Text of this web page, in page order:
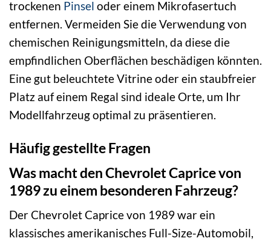
trockenen Pinsel oder einem Mikrofasertuch
entfernen. Vermeiden Sie die Verwendung von
chemischen Reinigungsmitteln, da diese die
empfindlichen Oberflächen beschädigen könnten.
Eine gut beleuchtete Vitrine oder ein staubfreier
Platz auf einem Regal sind ideale Orte, um Ihr
Modellfahrzeug optimal zu präsentieren.
Häufig gestellte Fragen
Was macht den Chevrolet Caprice von
1989 zu einem besonderen Fahrzeug?
Der Chevrolet Caprice von 1989 war ein
klassisches amerikanisches Full-Size-Automobil,